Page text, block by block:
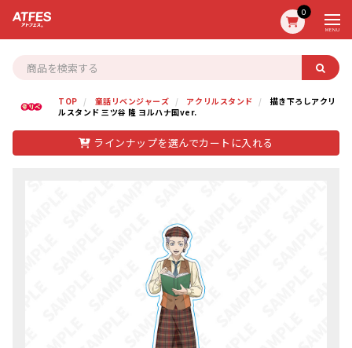
0
MENU
TOP 童話リベンジャーズ アクリルスタンド
描き下ろしアクリ
ルスタンド 三ツ谷 隆 ヨルハナ国ver.
ラインナップを選んでカートに入れる